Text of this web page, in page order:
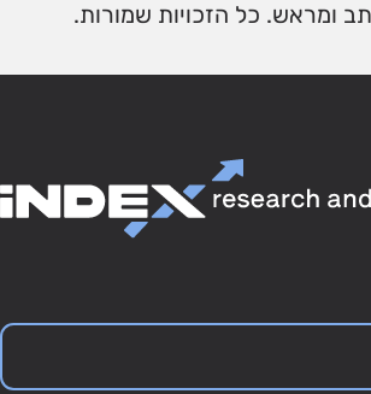
ומראש. כל הזכויות שמורות.